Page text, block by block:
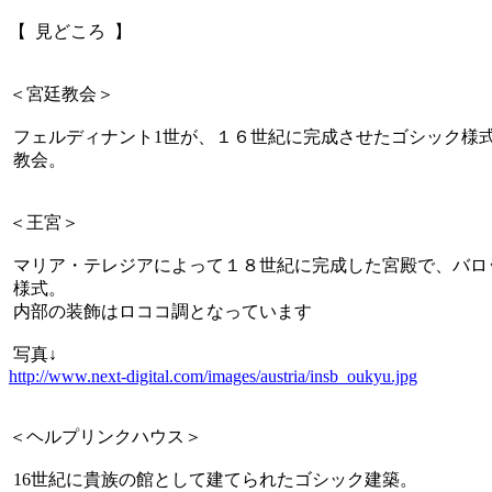
【 見どころ 】
＜宮廷教会＞
フェルディナント1世が、１６世紀に完成させたゴシック様
教会。
＜王宮＞
マリア・テレジアによって１８世紀に完成した宮殿で、バロ
様式。
内部の装飾はロココ調となっています
写真↓
http://www.next-digital.com/images/austria/insb_oukyu.jpg
＜ヘルプリンクハウス＞
16世紀に貴族の館として建てられたゴシック建築。